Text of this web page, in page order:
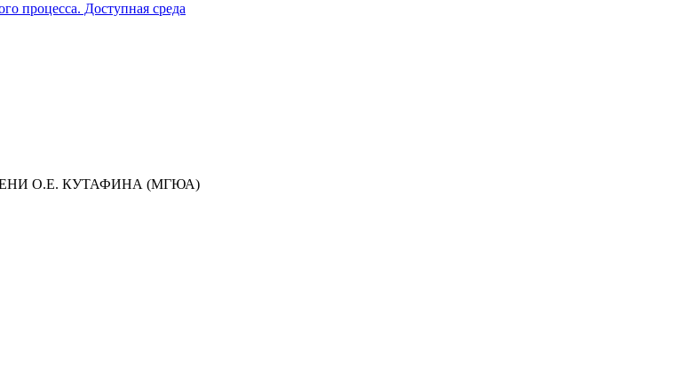
процесса. Доступная среда
О.Е. КУТАФИНА (МГЮА)